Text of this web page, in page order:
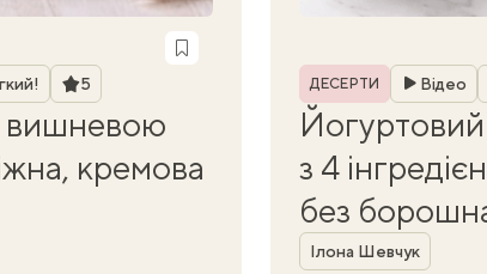
Рейтинг
5
вишневою
кремова
Рубрика
ДЕСЕРТИ Відео
з 4
без
родини
Автор
Ілона Шевчук